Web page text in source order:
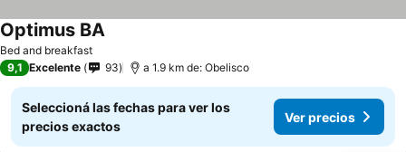
Bed and breakfast
Optimus BA
9,1 Excelente 93 a 1.9 km de: Obelisco
Seleccioná las fechas para ver los
precios exactos
Ver precios